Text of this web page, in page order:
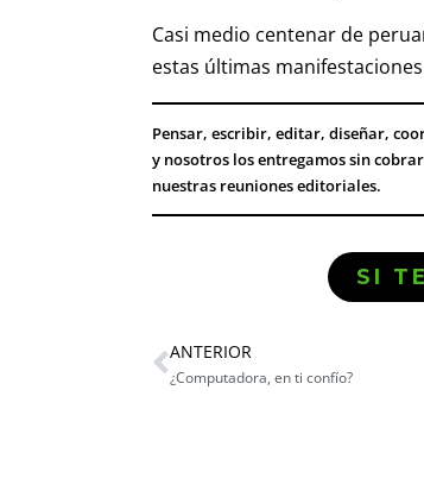
Casi medio centenar de
estas últimas
Pensar, escribir, editar, diseñar,
y nosotros los entregamos sin
nuestras reuniones editoriales.
SI
ANTERIOR
¿Computadora, en ti confío?